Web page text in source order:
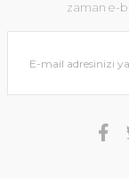
zaman e-